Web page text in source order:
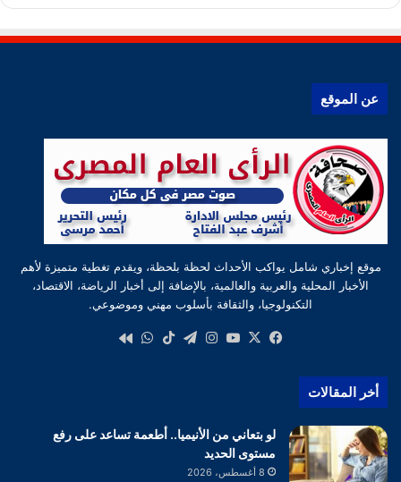
عن الموقع
موقع إخباري شامل يواكب الأحداث لحظة بلحظة، ويقدم تغطية متميزة لأهم
الأخبار المحلية والعربية والعالمية، بالإضافة إلى أخبار الرياضة، الاقتصاد،
التكنولوجيا، والثقافة بأسلوب مهني وموضوعي.
فيسبوك
‫X
‫YouTube
انستقرام
تيلقرام‫TikTokواتساب
أخر المقالات
لو بتعاني من الأنيميا.. أطعمة تساعد على رفع
مستوى الحديد
8 أغسطس، 2026